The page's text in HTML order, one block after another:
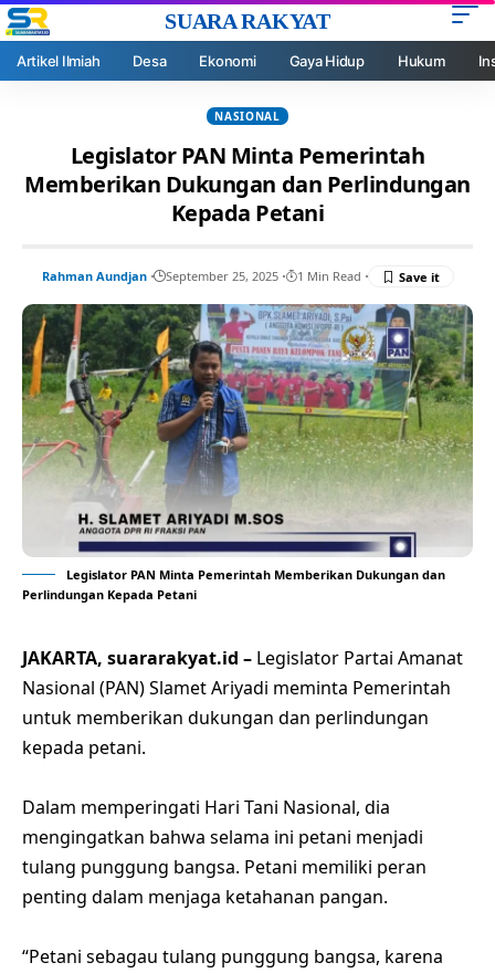
SUARA RAKYAT
Artikel Ilmiah Desa Ekonomi Gaya Hidup Hukum
NASIONAL
Legislator PAN Minta Pemerintah
Memberikan Dukungan dan Perlindungan
Kepada Petani
Rahman Aundjan September 25, 2025 1 Min Read
Legislator PAN Minta Pemerintah Memberikan Dukungan dan
Perlindungan Kepada Petani
JAKARTA, suararakyat.id – Legislator Partai Amanat
Nasional (PAN) Slamet Ariyadi meminta Pemerintah
untuk memberikan dukungan dan perlindungan
kepada petani.
Dalam memperingati Hari Tani Nasional, dia
mengingatkan bahwa selama ini petani menjadi
tulang punggung bangsa. Petani memiliki peran
penting dalam menjaga ketahanan pangan.
“Petani sebagau tulang punggung bangsa, karena